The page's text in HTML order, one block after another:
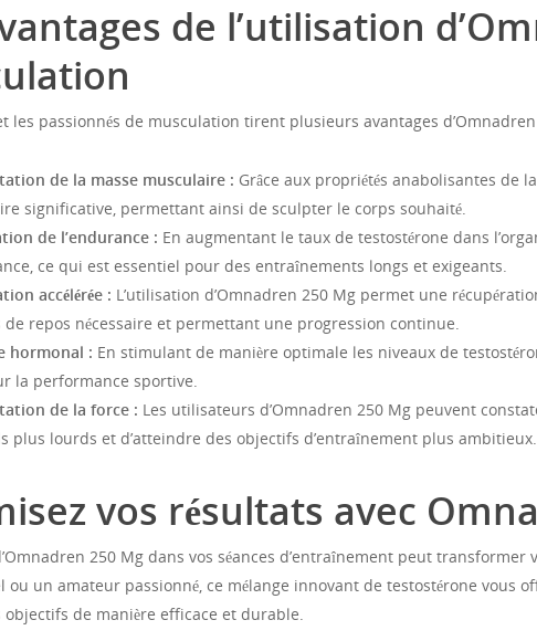
de l’utilisation
les passionnés de musculation tirent plusieurs avantages
de la masse musculaire : Grâce aux propriétés anabolisantes de
significative, permettant ainsi de sculpter le corps souhaité.
de l’endurance : En augmentant le taux de testostérone dans
ce qui est essentiel pour des entraînements longs et exigeants.
accélérée : L’utilisation d’Omnadren 250 Mg permet une
de repos nécessaire et permettant une progression continue.
hormonal : En stimulant de manière optimale les niveaux de
la performance sportive.
de la force : Les utilisateurs d’Omnadren 250 Mg peuvent
plus lourds et d’atteindre des objectifs d’entraînement plus ambitieux.
vos résultats avec
250 Mg dans vos séances d’entraînement peut
ou un amateur passionné, ce mélange innovant de testostérone vous
de manière efficace et durable.